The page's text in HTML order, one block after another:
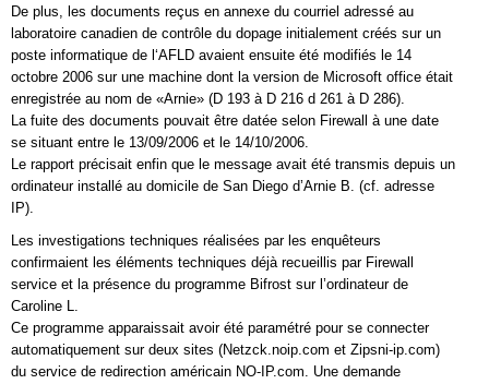
De plus, les documents reçus en annexe du courriel adressé au
laboratoire canadien de contrôle du dopage initialement créés sur un
poste informatique de l‘AFLD avaient ensuite été modifiés le 14
octobre 2006 sur une machine dont la version de Microsoft office était
enregistrée au nom de «Arnie» (D 193 à D 216 d 261 à D 286).
La fuite des documents pouvait être datée selon Firewall à une date
se situant entre le 13/09/2006 et le 14/10/2006.
Le rapport précisait enfin que le message avait été transmis depuis un
ordinateur installé au domicile de San Diego d’Arnie B. (cf. adresse
IP).
Les investigations techniques réalisées par les enquêteurs
confirmaient les éléments techniques déjà recueillis par Firewall
service et la présence du programme Bifrost sur l’ordinateur de
Caroline L.
Ce programme apparaissait avoir été paramétré pour se connecter
automatiquement sur deux sites (Netzck.noip.com et Zipsni-ip.com)
du service de redirection américain NO-IP.com. Une demande